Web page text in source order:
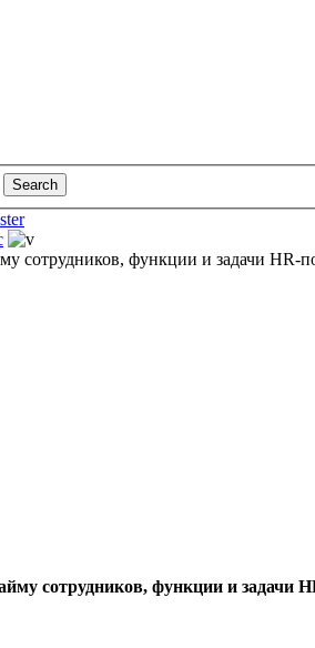
сотрудников, функции и задачи HR-
сотрудников, функции и задачи